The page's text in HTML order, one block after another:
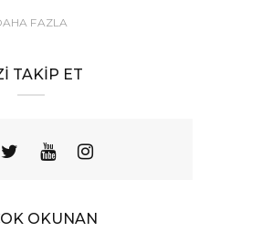
FAZLA
TAKIP ET
OKUNAN